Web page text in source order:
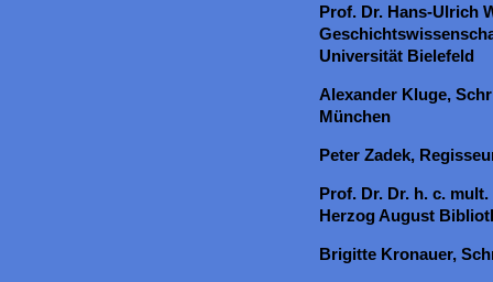
Prof. Dr. Hans-Ulrich
Universität Bielefeld
Alexander Kluge,
München
Peter Zadek,
Prof. Dr. Dr. h. c.
Herzog August
Brigitte Kronauer,